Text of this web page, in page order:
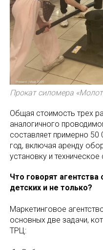
Прокат силомера
Общая стоимость трех
аналогичного
составляет примерно 50
год, включая аренду
установку и
Что говорят
детских и не только?
Маркетинговое
основных две задачи,
ТРЦ: